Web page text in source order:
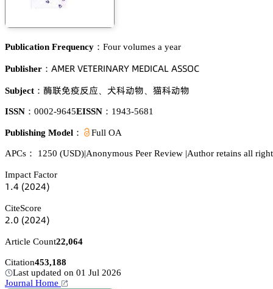
Publication Frequency： Four volumes a year
Publisher： 嵻胦乊葤 妯乊穫乊葤喊沟嵻葤巨 胦乊枀喊。嵻欄 嵻偌偌鵣。
Subject： 㩷雒戓桻锤眙、 樍涛鿞醑、 䀣涛鿞醑
ISSN： 0002-9645EISSN： 1943-5681
Publishing Model： Full OA
APCs： 1250 (USD)|Anonymous Peer Review |Author retains all
Impact Factor
声.鋺 (缗蔡缗鋺)
CiteScore
缗.蔡 (缗蔡缗鋺)
Article Count22,064
Citation453,188
Last updated on 01 Jul 2026
Journal Home